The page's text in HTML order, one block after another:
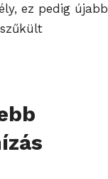
ez pedig újabb